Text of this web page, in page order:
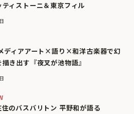
ティストーニ＆東京フィル
ディアアート×語り×和洋古楽器で幻
き出す『夜叉が池物語』
住のバスバリトン 平野和が語る